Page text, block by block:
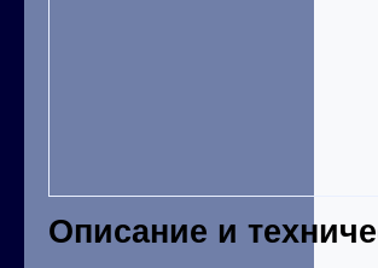
Описание и